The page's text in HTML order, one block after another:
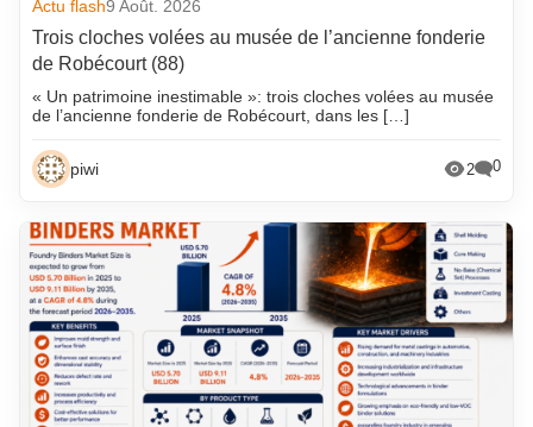
Actu flash9 Août. 2026
Trois cloches volées au musée de l’ancienne fonderie
de Robécourt (88)
« Un patrimoine inestimable »: trois cloches volées au musée
de l’ancienne fonderie de Robécourt, dans les […]
piwi 2 0